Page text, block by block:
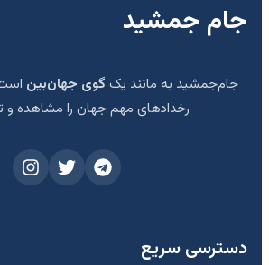
جام جمشید
جام‌جمشید به مانند یک گوی جهان‌بین
رخدادهای مهم جهان را مشاهده و
دسترسی سریع